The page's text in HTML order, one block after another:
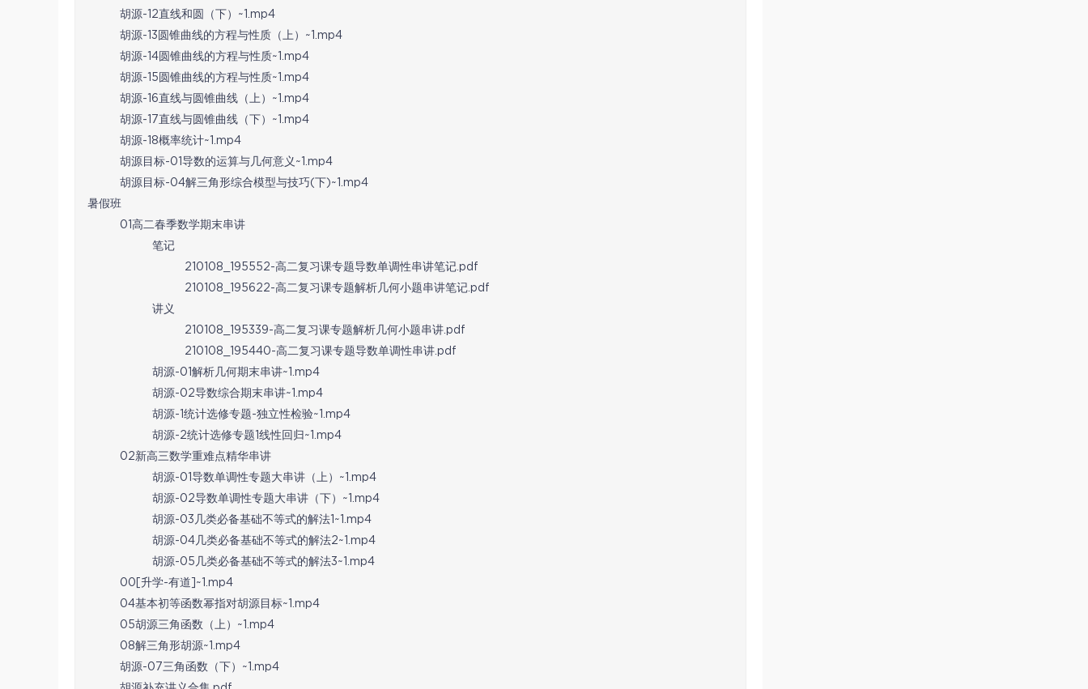
胡源-12直线和圆（下）~1.mp4
胡源-13圆锥曲线的方程与性质（上）~1.mp4
胡源-14圆锥曲线的方程与性质~1.mp4
胡源-15圆锥曲线的方程与性质~1.mp4
胡源-16直线与圆锥曲线（上）~1.mp4
胡源-17直线与圆锥曲线（下）~1.mp4
胡源-18概率统计~1.mp4
胡源目标-01导数的运算与几何意义~1.mp4
胡源目标-04解三角形综合模型与技巧(下)~1.mp4
暑假班
01高二春季数学期末串讲
笔记
210108_195552-高二复习课专题导数单调性串讲笔记.pdf
210108_195622-高二复习课专题解析几何小题串讲笔记.pdf
讲义
210108_195339-高二复习课专题解析几何小题串讲.pdf
210108_195440-高二复习课专题导数单调性串讲.pdf
胡源-01解析几何期末串讲~1.mp4
胡源-02导数综合期末串讲~1.mp4
胡源-1统计选修专题-独立性检验~1.mp4
胡源-2统计选修专题1线性回归~1.mp4
02新高三数学重难点精华串讲
胡源-01导数单调性专题大串讲（上）~1.mp4
胡源-02导数单调性专题大串讲（下）~1.mp4
胡源-03几类必备基础不等式的解法1~1.mp4
胡源-04几类必备基础不等式的解法2~1.mp4
胡源-05几类必备基础不等式的解法3~1.mp4
00[升学-有道]~1.mp4
04基本初等函数幂指对胡源目标~1.mp4
05胡源三角函数（上）~1.mp4
08解三角形胡源~1.mp4
胡源-07三角函数（下）~1.mp4